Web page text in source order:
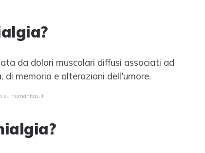
da dolori muscolari diffusi associati ad
memoria e alterazioni dell'umore.
su humanitas.it